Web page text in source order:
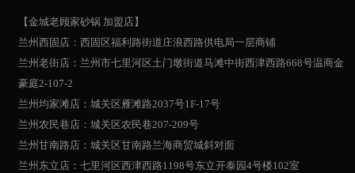
【金城老顾家砂锅 加盟店】
兰州西固店：西固区福利路街道庄浪西路供电局一层商铺
兰州老街店：兰州市七里河区土门墩街道马滩中街西津西路668号温商金
豪庭2-107-2
兰州均家滩店：城关区雁滩路2037号1F-17号
兰州农民巷店：城关区农民巷207-209号
兰州甘南路店：城关区甘南路兰海商贸城斜对面
兰州东立店：七里河区西津西路1198号东立开泰园4号楼102室